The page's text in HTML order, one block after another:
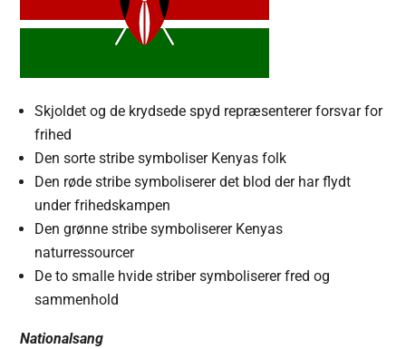
Skjoldet og de krydsede spyd repræsenterer forsvar for
frihed
Den sorte stribe symboliser Kenyas folk
Den røde stribe symboliserer det blod der har flydt
under frihedskampen
Den grønne stribe symboliserer Kenyas
naturressourcer
De to smalle hvide striber symboliserer fred og
sammenhold
Nationalsang